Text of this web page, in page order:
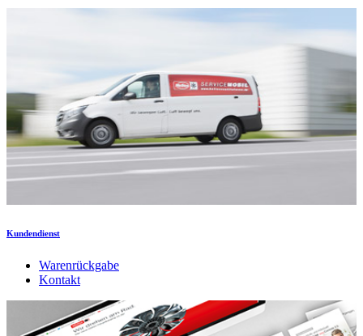
Kundendienst
Warenrückgabe
Kontakt